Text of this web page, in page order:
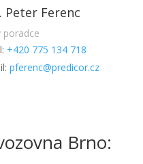
Peter Ferenc
poradce
+420 775 134 718
pferenc@predicor.cz
Brno: